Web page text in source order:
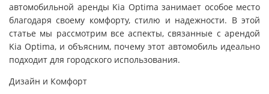
автомобильной аренды Kia Optima занимает особое место
благодаря своему комфорту, стилю и надежности. В этой
статье мы рассмотрим все аспекты, связанные с арендой
Kia Optima, и объясним, почему этот автомобиль идеально
подходит для городского использования.
Дизайн и Комфорт